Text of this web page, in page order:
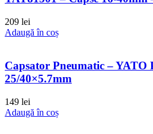
209 lei
Adaugă în coș
Capsator Pneumatic – YATO
25/40×5.7mm
149 lei
Adaugă în coș